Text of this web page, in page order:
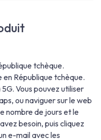
tchèque.
République tchèque.
Vous pouvez utiliser
ou naviguer sur le web
nombre de jours et le
besoin, puis cliquez
e-mail avec les